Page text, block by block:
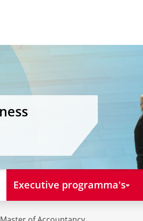
Executive programma's